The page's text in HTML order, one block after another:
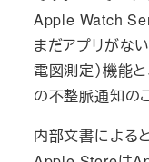
Apple Watch
まだアプリがな
電図測定）機能
の不整脈通知の
内部文書による